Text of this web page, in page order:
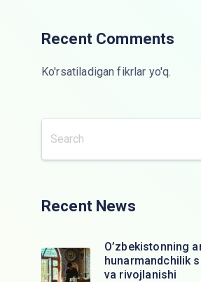
Recent Comments
Ko'rsatiladigan fikrlar yo'q.
Recent News
O’zbekistonning
hunarmandchilik
va rivojlanishi